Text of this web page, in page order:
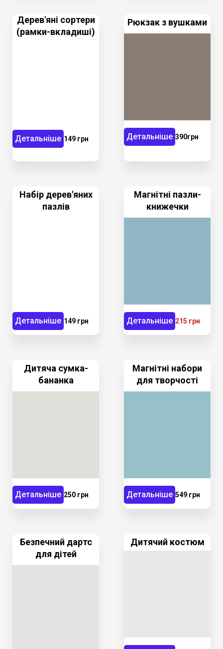
Дерев'яні сортери
(рамки-вкладиші)
Детальніше 149 грн
Рюкзак з вушками
Детальніше 390грн
Набір дерев'яних
пазлів
Детальніше 149 грн
Магнітні пазли-
книжечки
Детальніше 215 грн
Дитяча сумка-
бананка
Детальніше 250 грн
Магнітні набори
для творчості
Детальніше 549 грн
Безпечний дартс
для дітей
Дитячий костюм